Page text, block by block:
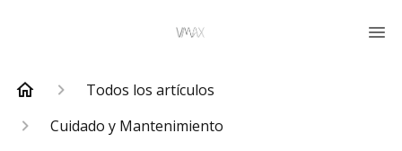
Todos los artículos
Cuidado y Mantenimiento